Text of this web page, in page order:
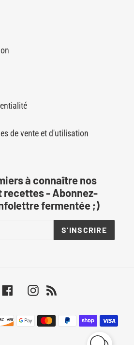
de vente et d'utilisation
à connaître nos
recettes - Abonnez-
fermentée ;)
S'INSCRIRE
FacebookInstagram
Moyens